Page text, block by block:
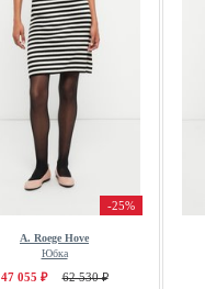
-25%
A. Roege Hove
Юбка
47 055 ₽ 62 530 ₽